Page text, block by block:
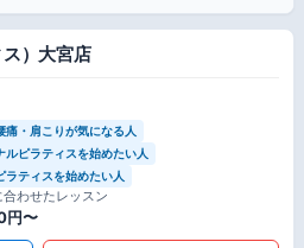
）大宮店
痛・肩こりが気になる人
ルピラティスを始めたい人
ラティスを始めたい人
わせたレッスン
円〜